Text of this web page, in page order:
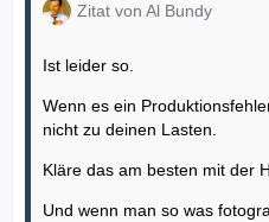
Zitat von Al Bundy
Ist leider so.
Wenn es ein
nicht zu deinen Lasten.
Kläre das am besten mit der
Und wenn man so was